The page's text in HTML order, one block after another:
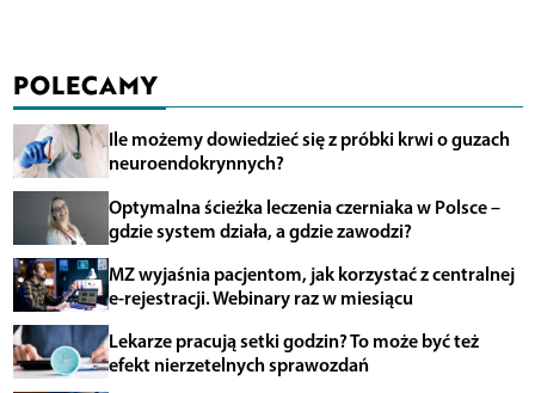
POLECAMY
Ile możemy dowiedzieć się z próbki krwi o guzach
neuroendokrynnych?
Optymalna ścieżka leczenia czerniaka w Polsce –
gdzie system działa, a gdzie zawodzi?
MZ wyjaśnia pacjentom, jak korzystać z centralnej
e-rejestracji. Webinary raz w miesiącu
Lekarze pracują setki godzin? To może być też
efekt nierzetelnych sprawozdań